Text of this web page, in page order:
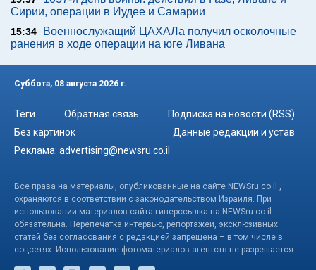
Сирии, операции в Иудее и Самарии
15:34
Военнослужащий ЦАХАЛа получил осколочные
ранения в ходе операции на юге Ливана
Суббота, 08 августа 2026 г.
Теги Обратная связь
Подписка на новости (RSS)
Без картинок
Данные редакции и устав
Реклама: advertising@newsru.co.il
Все права на материалы, опубликованные на сайте NEWSru.co.il ,
охраняются в соответствии с законодательством Израиля. При
использовании материалов сайта гиперссылка на NEWSru.co.il
обязательна. Перепечатка интервью, репортажей, эксклюзивных
статей без согласования с редакцией запрещена – в том числе в
соцсетях. Использование фотоматериалов агентств не разрешается.